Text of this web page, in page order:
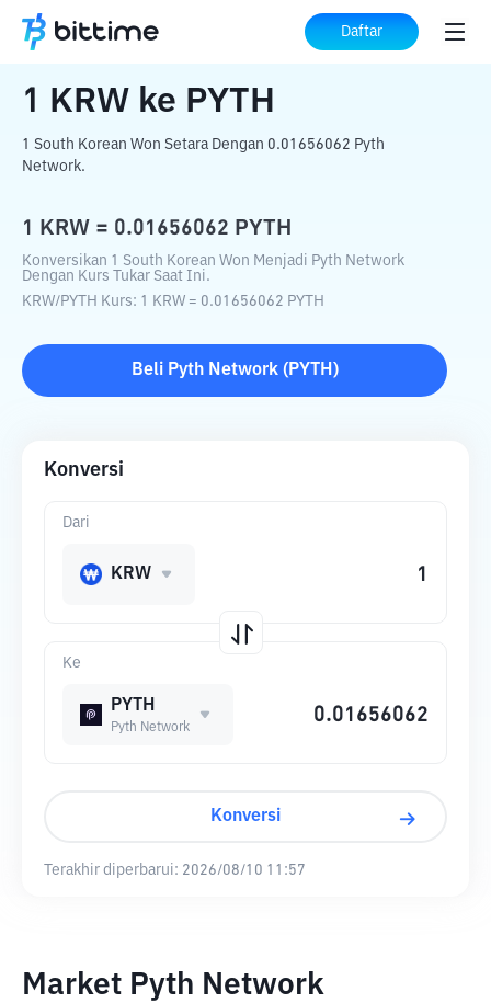
Daftar
Beranda Konverter Kripto ke PYTH
1 KRW ke PYTH
1 South Korean Won Setara Dengan 0.01656062 Pyth
Network.
1 KRW = 0.01656062 PYTH
Konversikan 1 South Korean Won Menjadi Pyth Network
Dengan Kurs Tukar Saat Ini.
KRW/PYTH Kurs: 1 KRW = 0.01656062 PYTH
Beli Pyth Network( PYTH )
Konversi
Ke
PYTH
Pyth Network
Dari
KRW
Konversi
Terakhir diperbarui: 2026/08/10 11:57
Market Pyth Network